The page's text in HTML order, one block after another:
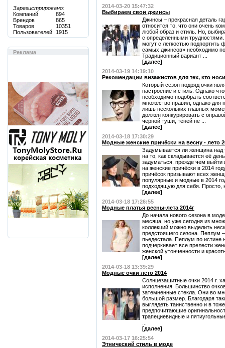
Зарегистрировано:
Компаний
894
Брендов
865
Товаров
10351
Пользователей
1915
Реклама
2014-03-20 15:47:32
Выбираем свои джинсы
Джинсы – прекрасная деталь
относится то, что они очень
любой образ и стиль. Но,
с определенными
могут с легкостью подпортить
самых джинсов» необходимо
Традиционный вариант ...
[далее]
2014-03-19 14:19:10
Рекомендации визажистов для тех, кто
Который сезон подряд очки
настроение и стиль. Однако
необходимо подобрать
множество правил, однако для
лишь нескольких главных
должен конкурировать с
черной туши, теней не ...
[далее]
2014-03-18 17:30:29
Модные женские причёски на весну - лето
Задумывается ли женщина над
на то, как складывается её
задуматься, прежде чем выйти
на женские причёски в 2014
причёсок призывают всех
популярные и модные в 2014
подходящую для себя. Просто,
[далее]
2014-03-18 17:26:55
Модные платья весны-лета 2014г
До начала нового сезона в
месяца, но уже сегодня из
коллекций можно выделить
предстоящего сезона. Пеплум
пьедестала. Пеплум по истине
подчеркивает все прелести
женской утонченности и
[далее]
2014-03-18 13:39:29
Модные очки лето 2014
Солнцезащитные очки 2014 г.
исполнения. Большинство
затемненные стекла. Они во
большой размер. Благодаря
выглядеть таинственно и в
предпочитающие
трапециевидные и
[далее]
2014-03-17 16:25:54
Этнический стиль в моде